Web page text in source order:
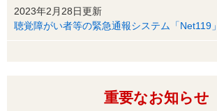
2023年2月28日更新
聴覚障がい者等の緊急通報システム「Net119」
重要なお知らせ